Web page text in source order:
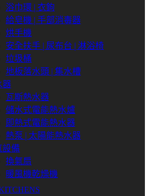
浴巾環 | 衣鉤
給皂機 | 手部消毒器
烘手機
安全扶手 | 尿布台 | 淋浴椅
垃圾桶
地板落水頭 | 集水槽
器
瓦斯熱水器
儲水式電能熱水爐
即熱式電能熱水器
熱泵 | 太陽能熱水器
設備
換氣扇
暖風機乾燥機